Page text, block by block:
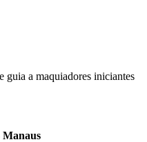
guia a maquiadores iniciantes
Manaus